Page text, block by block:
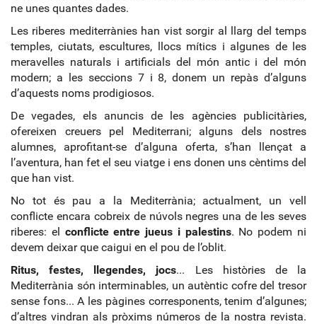
ne unes quantes dades.
Les riberes mediterrànies han vist sorgir al llarg del temps
temples, ciutats, escultures, llocs mítics i algunes de les
meravelles naturals i artificials del món antic i del món
modern; a les seccions 7 i 8, donem un repàs d’alguns
d’aquests noms prodigiosos.
De vegades, els anuncis de les agències publicitàries,
ofereixen creuers pel Mediterrani; alguns dels nostres
alumnes, aprofitant-se d’alguna oferta, s’han llençat a
l’aventura, han fet el seu viatge i ens donen uns cèntims del
que han vist.
No tot és pau a la Mediterrània; actualment, un vell
conflicte encara cobreix de núvols negres una de les seves
riberes: el conflicte entre jueus i palestins. No podem ni
devem deixar que caigui en el pou de l’oblit.
Ritus, festes, llegendes, jocs... Les històries de la
Mediterrània són interminables, un autèntic cofre del tresor
sense fons... A les pàgines corresponents, tenim d’algunes;
d’altres vindran als pròxims números de la nostra revista.